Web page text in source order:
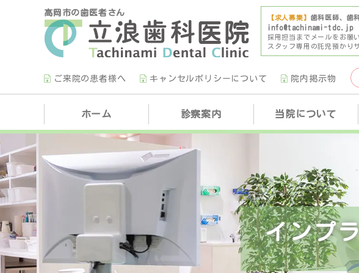
高岡市の歯医者さん
【求人募集】 歯科医師、歯
info@tachinami-tdc.jp
採用担当までメールをお願
スタッフ専用の託児預かり
ご来院の患者様へ キャンセルポリシーについて 院内掲示物
ホーム 診察案内 当院について
インプ